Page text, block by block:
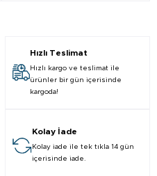
Hızlı Teslimat
Hızlı kargo ve teslimat ile
ürünler bir gün içerisinde
kargoda!
Kolay İade
Kolay iade ile tek tıkla 14 gün
içerisinde iade.